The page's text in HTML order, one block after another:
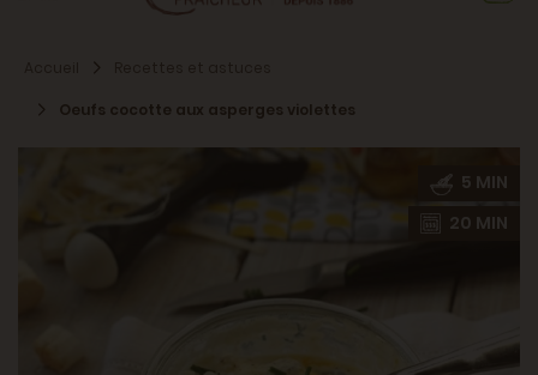
Oeufs cocotte aux asperges violettes
5 MIN
20 MIN